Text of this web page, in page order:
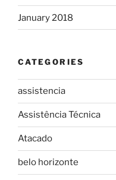
January 2018
CATEGORIES
assistencia
Assistência Técnica
Atacado
belo horizonte